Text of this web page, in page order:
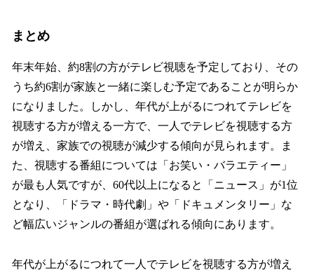
まとめ
年末年始、約8割の方がテレビ視聴を予定しており、その
うち約6割が家族と一緒に楽しむ予定であることが明らか
になりました。しかし、年代が上がるにつれてテレビを
視聴する方が増える一方で、一人でテレビを視聴する方
が増え、家族での視聴が減少する傾向が見られます。ま
た、視聴する番組については「お笑い・バラエティー」
が最も人気ですが、60代以上になると「ニュース」が1位
となり、「ドラマ・時代劇」や「ドキュメンタリー」な
ど幅広いジャンルの番組が選ばれる傾向にあります。
年代が上がるにつれて一人でテレビを視聴する方が増え